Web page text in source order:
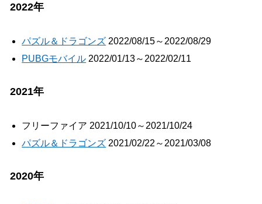
2022年
パズル＆ドラゴンズ 2022/08/15～2022/08/29
PUBGモバイル 2022/01/13～2022/02/11
2021年
フリーファイア 2021/10/10～2021/10/24
パズル＆ドラゴンズ 2021/02/22～2021/03/08
2020年